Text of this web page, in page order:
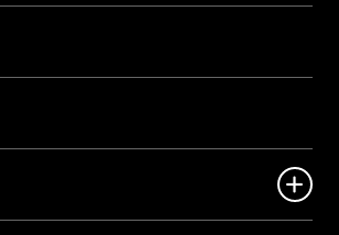
